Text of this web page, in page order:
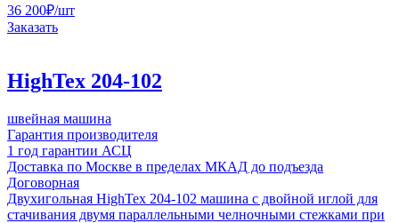
36 200₽/шт
Заказать
HighTex 204-102
швейная машина
Гарантия производителя
1 год гарантии АСЦ
Доставка по Москве в пределах МКАД до подъезда
Договорная
Двухигольная HighTex 204-102 машина с двойной иглой для
стачивания двумя параллельными челночными стежками при